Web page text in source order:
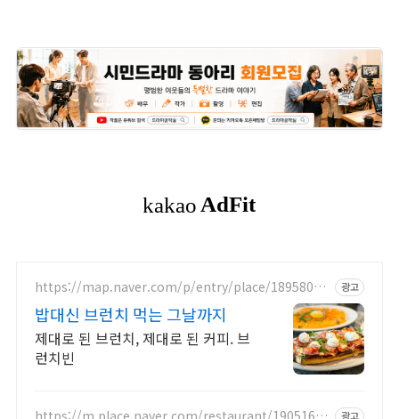
https://map.naver.com/p/entry/place/18958019
광고
밥대신 브런치 먹는 그날까지
제대로 된 브런치, 제대로 된 커피. 브
런치빈
광고